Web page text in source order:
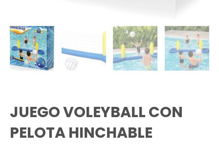
JUEGO VOLEYBALL CON
PELOTA HINCHABLE